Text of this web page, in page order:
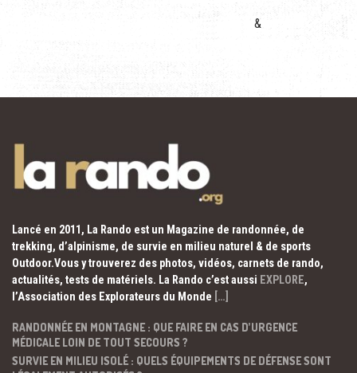
&
Lancé en 2011, La Rando est un Magazine de randonnée, de
trekking, d’alpinisme, de survie en milieu naturel & de sports
Outdoor.Vous y trouverez des photos, vidéos, carnets de rando,
actualités, tests de matériels. La Rando c’est aussi EXPLORE,
l’Association des Explorateurs du Monde […]
RANDONNÉE EN MONTAGNE : QUE FAIRE EN CAS D’URGENCE
MÉDICALE LOIN DE TOUT SECOURS ?
SURVIE EN MILIEU ISOLÉ : QUELS ÉQUIPEMENTS DE DÉFENSE SONT